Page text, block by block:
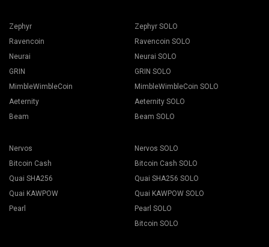
Zephyr
Ravencoin
Neurai
GRIN
MimbleWimbleCoin
Aeternity
Beam
Zephyr SOLO
Ravencoin SOLO
Neurai SOLO
GRIN SOLO
MimbleWimbleCoin SOLO
Aeternity SOLO
Beam SOLO
Nervos
Bitcoin Cash
Quai SHA256
Quai KAWPOW
Pearl
Nervos SOLO
Bitcoin Cash SOLO
Quai SHA256 SOLO
Quai KAWPOW SOLO
Pearl SOLO
Bitcoin SOLO